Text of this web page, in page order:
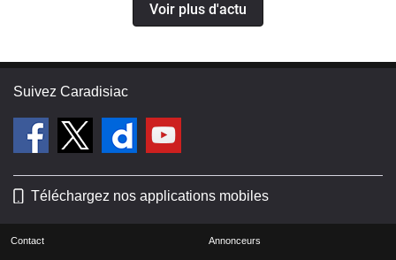
Voir plus d'actu
Suivez Caradisiac
Téléchargez nos applications mobiles
Contact Annonceurs